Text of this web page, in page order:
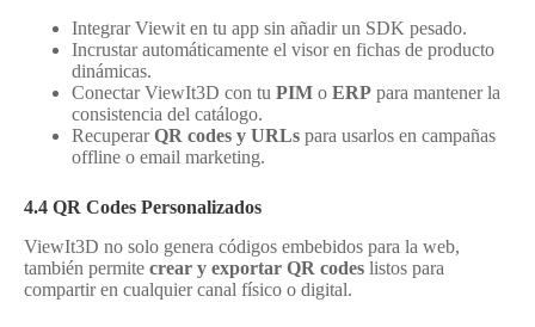
Integrar Viewit en tu app sin añadir un SDK pesado.
Incrustar automáticamente el visor en fichas de producto
dinámicas.
Conectar ViewIt3D con tu PIM o ERP para mantener la
consistencia del catálogo.
RecuperarQR codes y URLs para usarlos en campañas
offline o email marketing.
4.4 QR Codes Personalizados
ViewIt3D no solo genera códigos embebidos para la web,
también permite crear y exportar QR codes listos para
compartir en cualquier canal físico o digital.